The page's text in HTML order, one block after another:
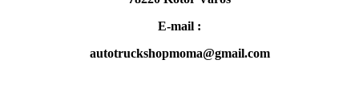
E-mail :
autotruckshopmoma@gmail.com